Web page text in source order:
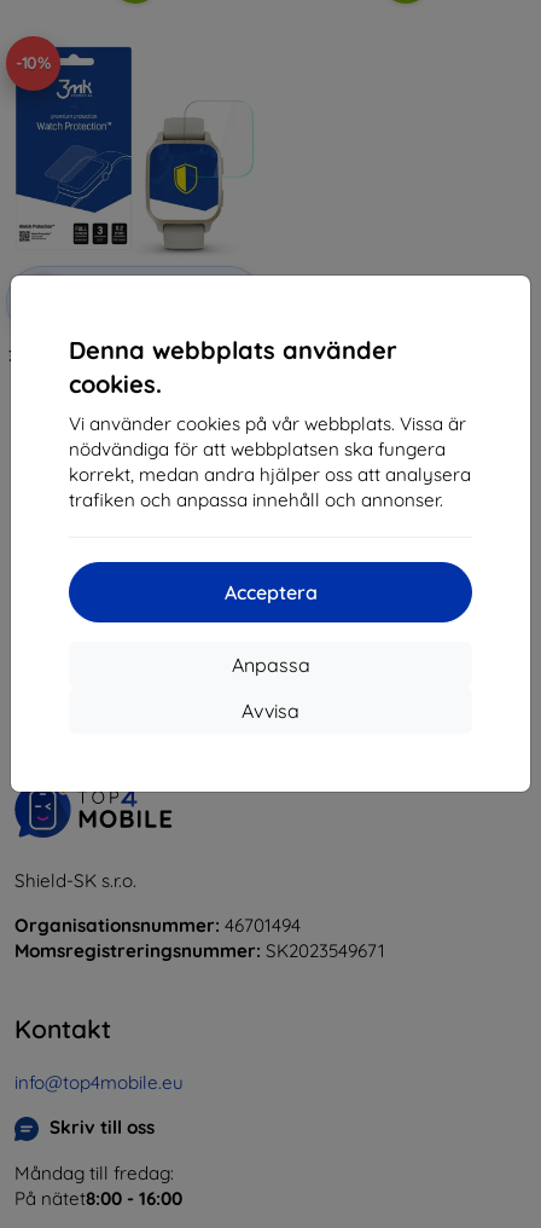
Denna webbplats använder
cookies.
Vi använder cookies på vår webbplats. Vissa är
nödvändiga för att webbplatsen ska fungera
korrekt, medan andra hjälper oss att analysera
trafiken och anpassa innehåll och annonser.
Acceptera
Anpassa
Avvisa
-10%
Rabatt
3MK Folia ARC Garmin Venu SQ 2
Watch Fullscreen Film
147 kr
132 kr
I lager > 5 st
Shield-SK s.r.o.
Organisationsnummer: 46701494
Momsregistreringsnummer: SK2023549671
Kontakt
info@top4mobile.eu
Skriv till oss
Måndag till fredag:
På nätet8:00 - 16:00